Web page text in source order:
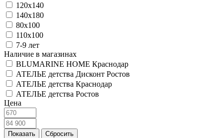
120х140
140х180
80х100
110х100
7-9 лет
Наличие в магазинах
BLUMARINE HOME Краснодар
АТЕЛЬЕ детства Дисконт Ростов
АТЕЛЬЕ детства Краснодар
АТЕЛЬЕ детства Ростов
Цена